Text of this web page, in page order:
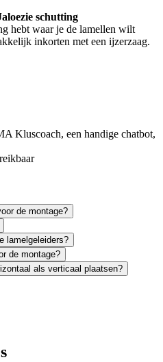
schutting
hebt waar je de lamellen wilt
inkorten met een ijzerzaag.
Kluscoach, een handige chatbot,
de montage?
lamelgeleiders?
de montage?
als verticaal plaatsen?